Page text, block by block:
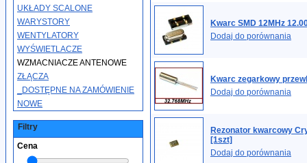
UKŁADY SCALONE
WARYSTORY
WENTYLATORY
WYŚWIETLACZE
WZMACNIACZE ANTENOWE
ZŁĄCZA
_DOSTĘPNE NA ZAMÓWIENIE
NOWE
Filtry
Cena
Kwarc SMD 12MHz
Dodaj do porównania
Kwarc zegarkowy
Dodaj do porównania
Rezonator kwarcowy
[1szt]
Dodaj do porównania